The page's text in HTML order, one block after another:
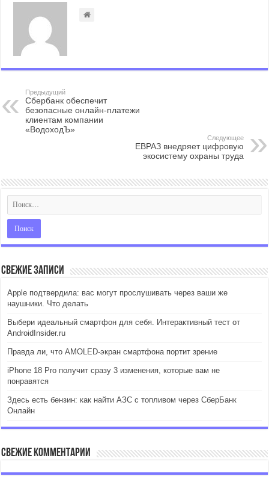
Предыдущий
Сбербанк обеспечит
безопасные онлайн-платежи
клиентам компании
«ВодоходЪ»
Следующее
ЕВРАЗ внедряет цифровую
экосистему охраны труда
Свежие записи
Apple подтвердила: вас могут прослушивать через ваши же
наушники. Что делать
Выбери идеальный смартфон для себя. Интерактивный тест от
AndroidInsider.ru
Правда ли, что AMOLED-экран смартфона портит зрение
iPhone 18 Pro получит сразу 3 изменения, которые вам не
понравятся
Здесь есть бензин: как найти АЗС с топливом через СберБанк
Онлайн
Свежие комментарии